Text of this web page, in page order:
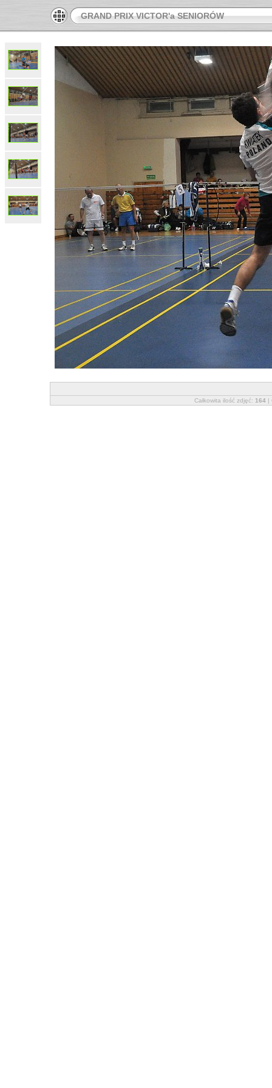
GRAND PRIX VICTOR'a SENIORÓW
Całkowita ilość zdjęć: 164|